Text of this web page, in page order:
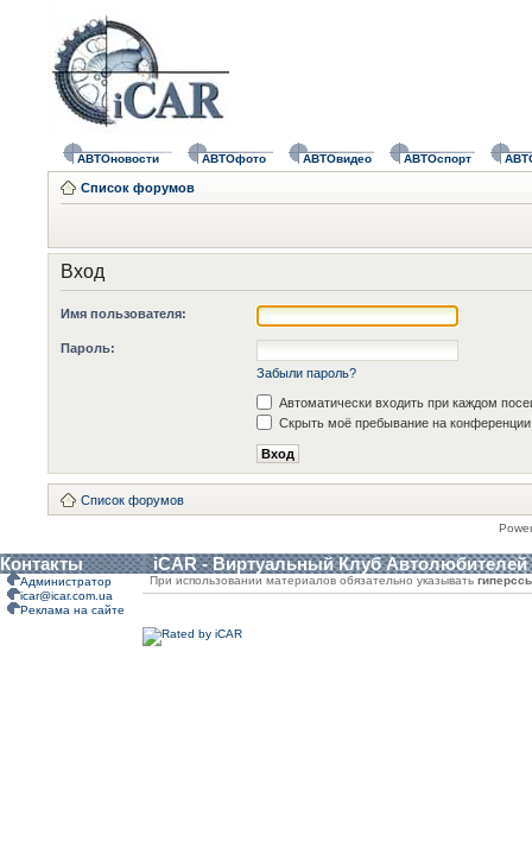
АВТОновости АВТОфото АВТОвидео АВТОспорт
Список форумов
Вход
Имя пользователя:
Пароль:
Забыли пароль?
Автоматически входить при каждом
Скрыть моё пребывание на конференции
Список форумов
Контакты iCAR - Виртуальный Клуб Автолюбителей
Администратор
icar@icar.com.ua
Реклама на сайте
При использовании материалов обязательно указывать